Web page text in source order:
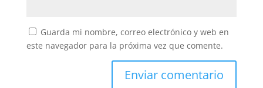
Guarda mi nombre, correo electrónico y web en
este navegador para la próxima vez que comente.